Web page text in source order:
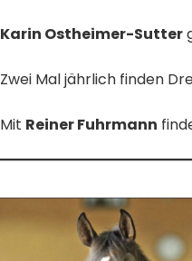
Karin Ostheimer-Sutter
Zwei Mal jährlich finden
Mit Reiner Fuhrmann